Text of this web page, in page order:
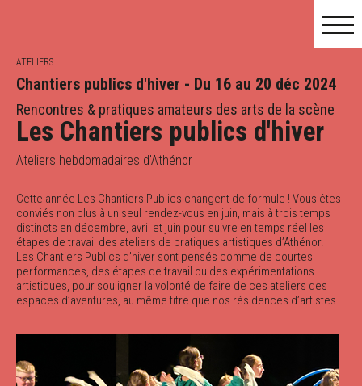
MAI JUIN JUIL.
ATELIERS
Chantiers publics d'hiver - Du 16 au 20 déc 2024
Rencontres & pratiques amateurs des arts de la scène
Les Chantiers publics d'hiver
Ateliers hebdomadaires d'Athénor
Cette année Les Chantiers Publics changent de formule ! Vous êtes
conviés non plus à un seul rendez-vous en juin, mais à trois temps
distincts en décembre, avril et juin pour suivre en temps réel les
étapes de travail des ateliers de pratiques artistiques d’Athénor.
Les Chantiers Publics d’hiver sont pensés comme de courtes
performances, des étapes de travail ou des expérimentations
artistiques, pour souligner la volonté de faire de ces ateliers des
espaces d’aventures, au même titre que nos résidences d’artistes.